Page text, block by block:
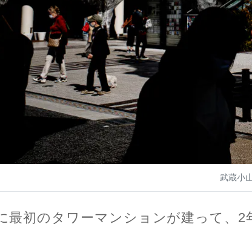
武蔵小
最初のタワーマンションが建って、